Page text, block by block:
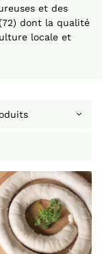
pouvez vous
désinscription.
et des
dont la qualité
locale et